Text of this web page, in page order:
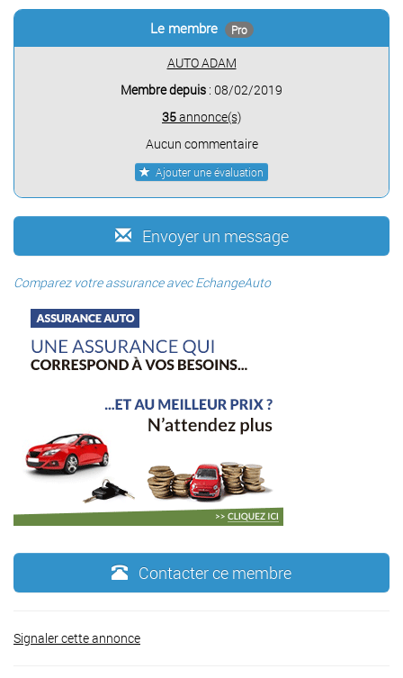
Le membre Pro
AUTO ADAM
Membre depuis : 08/02/2019
35annonce(s)
Aucun commentaire
Ajouter une évaluation
Envoyer un message
Comparez votre assurance avec EchangeAuto
Contacter ce membre
Signaler cette annonce